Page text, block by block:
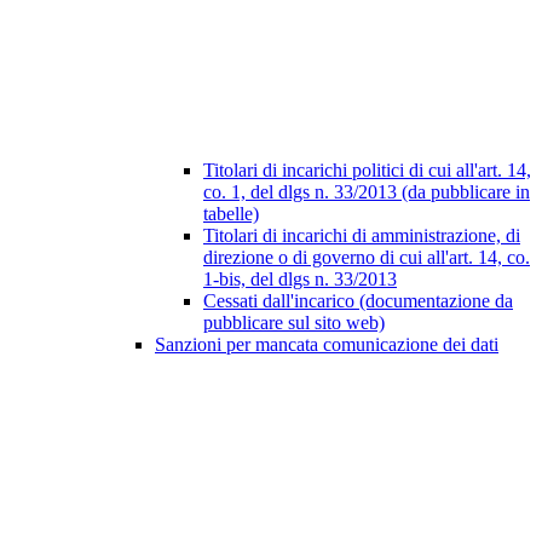
Titolari di incarichi politici di cui all'art. 14,
co. 1, del dlgs n. 33/2013 (da pubblicare in
tabelle)
Titolari di incarichi di amministrazione, di
direzione o di governo di cui all'art. 14, co.
1-bis, del dlgs n. 33/2013
Cessati dall'incarico (documentazione da
pubblicare sul sito web)
Sanzioni per mancata comunicazione dei dati